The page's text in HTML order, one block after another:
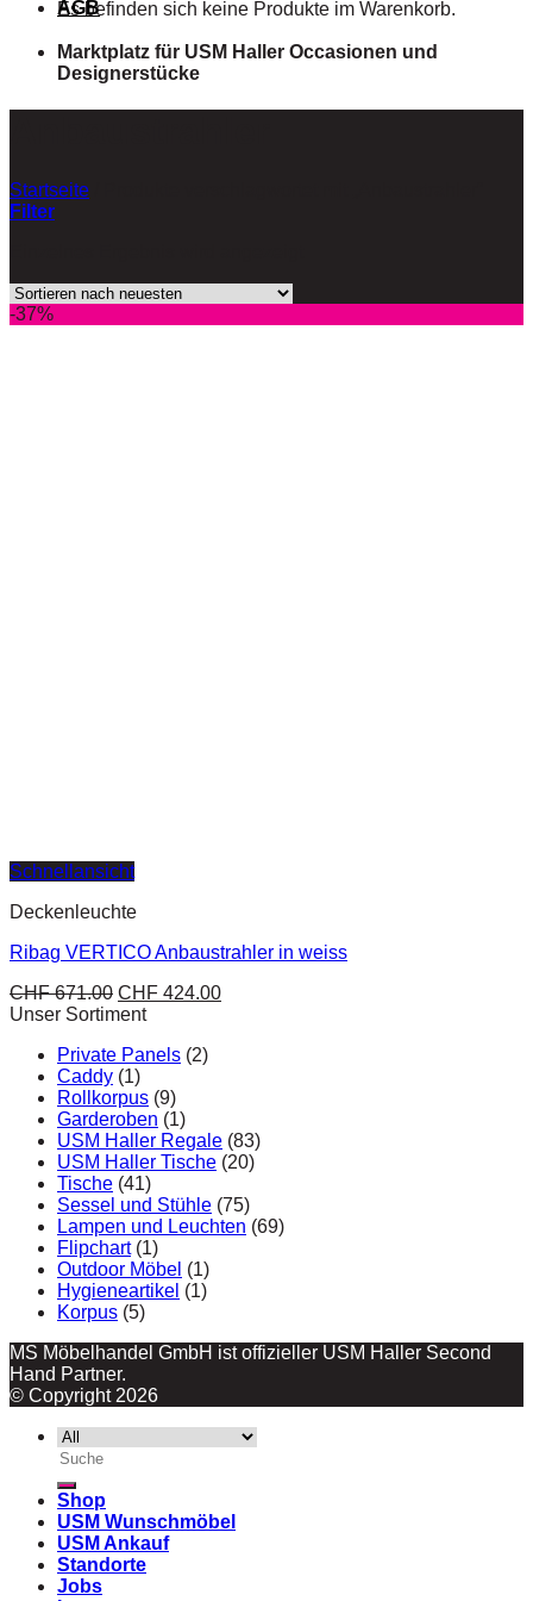
Es befinden sich keine Produkte im Warenkorb.
AGB
Marktplatz für USM Haller Occasionen und
Designerstücke
Startseite
Filter
-37%
Schnellansicht
Deckenleuchte
Ribag VERTICO Anbaustrahler in weiss
CHF671.00 CHF 424.00
Unser Sortiment
Private Panels (2)
Caddy (1)
Rollkorpus (9)
Garderoben (1)
USM Haller Regale (83)
USM Haller Tische (20)
Tische (41)
Sessel und Stühle (75)
Lampen und Leuchten (69)
Flipchart (1)
Outdoor Möbel (1)
Hygieneartikel (1)
Korpus (5)
MS Möbelhandel GmbH ist offizieller USM Haller Second
Hand Partner.
© Copyright 2026
Suche
nach:
Shop
USM Wunschmöbel
USM Ankauf
Standorte
Jobs